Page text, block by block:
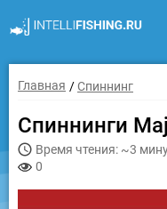
Главная Спиннинг
Спиннинги
Время чтения: ~3
0